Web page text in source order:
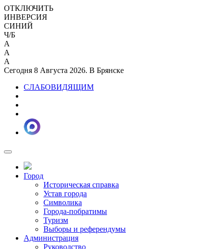
ОТКЛЮЧИТЬ
ИНВЕРСИЯ
СИНИЙ
Ч/Б
A
A
A
Сегодня 8 Августа 2026. В Брянске
СЛАБОВИДЯЩИМ
Город
Историческая справка
Устав города
Символика
Города-побратимы
Туризм
Выборы и референдумы
Администрация
Руководство